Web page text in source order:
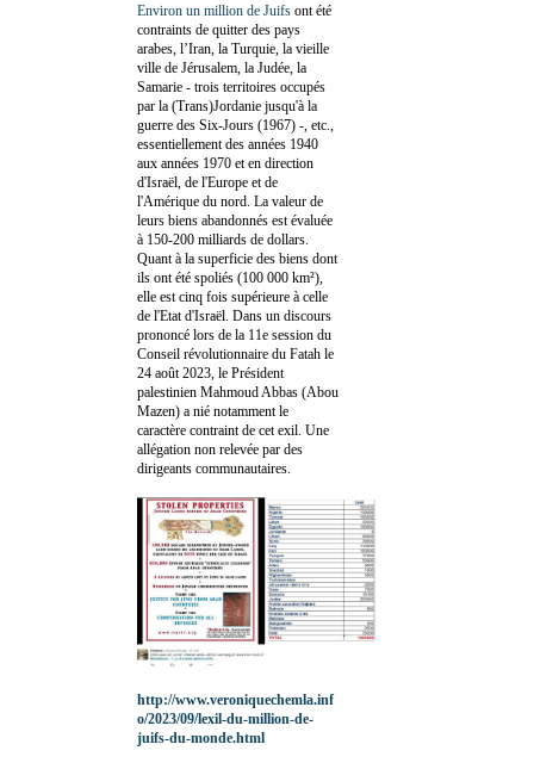
Environ un million de Juifs ont été
contraints de quitter des pays
arabes, l’Iran, la Turquie, la vieille
ville de Jérusalem, la Judée, la
Samarie - trois territoires occupés
par la (Trans)Jordanie jusqu'à la
guerre des Six-Jours (1967) -, etc.,
essentiellement des années 1940
aux années 1970 et en direction
d'Israël, de l'Europe et de
l'Amérique du nord. La valeur de
leurs biens abandonnés est évaluée
à 150-200 milliards de dollars.
Quant à la superficie des biens dont
ils ont été spoliés (100 000 km²),
elle est cinq fois supérieure à celle
de l'Etat d'Israël. Dans un discours
prononcé lors de la 11e session du
Conseil révolutionnaire du Fatah le
24 août 2023, le Président
palestinien Mahmoud Abbas (Abou
Mazen) a nié notamment le
caractère contraint de cet exil. Une
allégation non relevée par des
dirigeants communautaires.
http://www.veroniquechemla.inf
o/2023/09/lexil-du-million-de-
juifs-du-monde.html